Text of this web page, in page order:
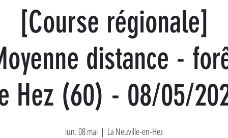
[Course régionale]
distance -
Hez (60) - 08/05/
lun. 08 mai
  |
La Neuville-en-Hez